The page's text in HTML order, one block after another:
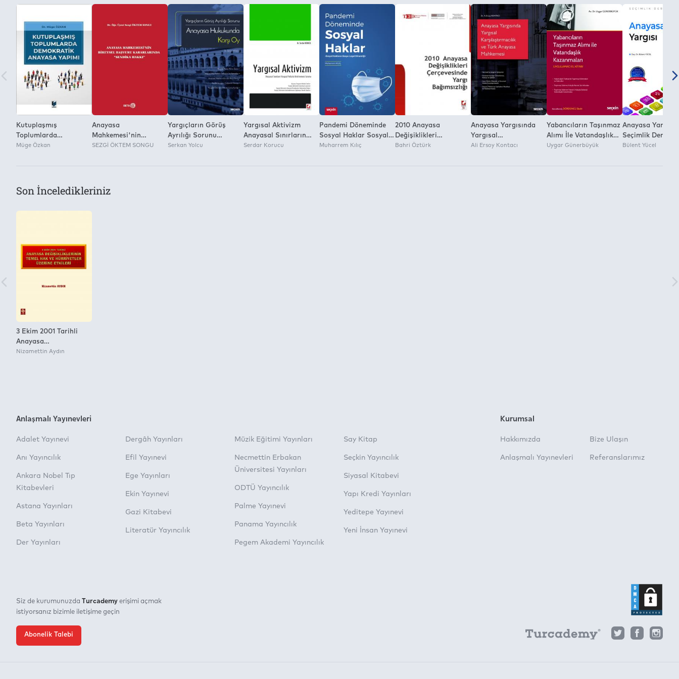
Kutuplaşmış
Toplumlarda
Demokratik Anayasa
Müge Özkan
Anayasa
Mahkemesi'nin
Bireysel Başvuru
SEZGİ ÖKTEM SONGU
Yargıçların Görüş
Ayrılığı Sorunu
Anayasa Hukukunda
Serkan Yolcu
Yargısal Aktivizm
Anayasal Sınırların
Yargısal Yollarla
Serdar Korucu
Pandemi Döneminde
Sosyal Haklar Sosyal
Hakların Sosyo–Legal
Muharrem Kılıç
2010 Anayasa
Değişiklikleri
Çerçevesinde Yargı
Bahri Öztürk
Anayasa Yargısında
Yargısal
Karşılaştırmacılık ve
Ali Ersoy Kontacı
Yabancıların Taşınmaz
Alımı İle Vatandaşlık
Kazanmaları
Uygar Günerbüyük
Anayasa Yargısı
Seçimlik Dersler
–
Bülent Yücel
Son İnceledikleriniz
3 Ekim 2001 Tarihli
Anayasa
Değişikliklerinin Temel
Nizamettin Aydın
Anlaşmalı Yayınevleri
Adalet Yayınevi
Anı Yayıncılık
Ankara Nobel Tıp
Kitabevleri
Astana Yayınları
Beta Yayınları
Der Yayınları
Dergâh Yayınları
Efil Yayınevi
Ege Yayınları
Ekin Yayınevi
Gazi Kitabevi
Literatür Yayıncılık
Müzik Eğitimi Yayınları
Necmettin Erbakan
Üniversitesi Yayınları
ODTÜ Yayıncılık
Palme Yayınevi
Panama Yayıncılık
Pegem Akademi Yayıncılık
Say Kitap
Seçkin Yayıncılık
Siyasal Kitabevi
Yapı Kredi Yayınları
Yeditepe Yayınevi
Yeni İnsan Yayınevi
Kurumsal
Hakkımızda
Anlaşmalı Yayınevleri
Bize Ulaşın
Referanslarımız
Siz de kurumunuzda Turcademy erişimi açmak
istiyorsanız bizimle iletişime geçin
Abonelik Talebi